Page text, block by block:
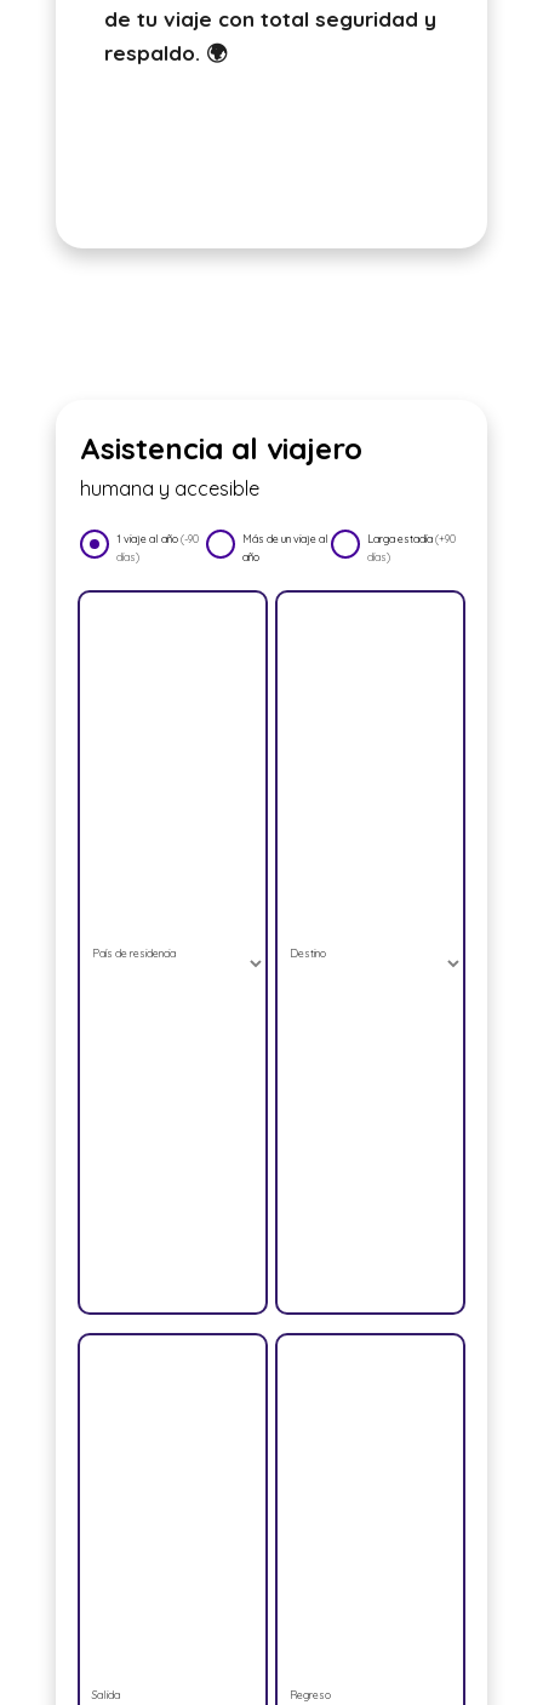
de tu viaje con total seguridad y
respaldo. 🌍
Asistencia al viajero
humana y accesible
1 viaje al año(-90
días)
Más de un viaje al
año
Larga estadía(+90
días)
País de residencia
Salida
Destino
Regreso